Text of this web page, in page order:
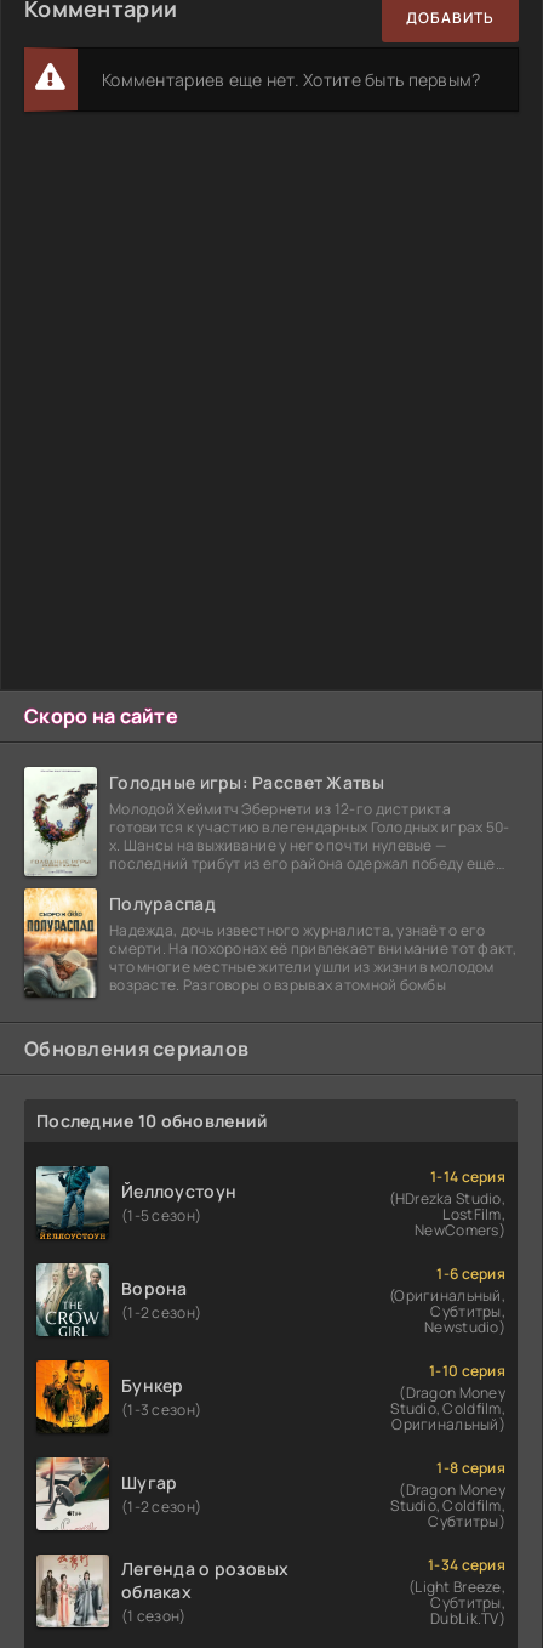
Скоро на сайте
Голодные игры: Рассвет Жатвы
Молодой Хеймитч Эбернети из 12-го дистрикта
готовится к участию в легендарных Голодных играх 50-
х. Шансы на выживание у него почти нулевые —
последний трибут из его района одержал победу еще
Полураспад
Надежда, дочь известного журналиста, узнаёт о его
смерти. На похоронах её привлекает внимание тот факт,
что многие местные жители ушли из жизни в молодом
возрасте. Разговоры о взрывах атомной бомбы
Обновления сериалов
Последние 10 обновлений
Йеллоустоун
(1-5 сезон)
1-14 серия
(HDrezka Studio,
LostFilm,
NewComers)
Ворона
(1-2 сезон)
1-6 серия
(Оригинальный,
Субтитры,
Newstudio)
Бункер
(1-3 сезон)
1-10 серия
(Dragon Money
Studio, Coldfilm,
Оригинальный)
Шугар
(1-2 сезон)
1-8 серия
(Dragon Money
Studio, Coldfilm,
Субтитры)
Легенда о розовых
облаках
(1 сезон)
1-34 серия
(Light Breeze,
Субтитры,
DubLik.TV)
Комментарии ДОБАВИТЬ
Комментариев еще нет. Хотите быть первым?